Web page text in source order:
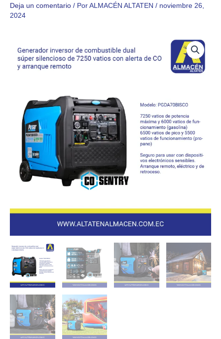
Deja un comentario / PorALMACÉN ALTATEN / noviembre 26,
2024